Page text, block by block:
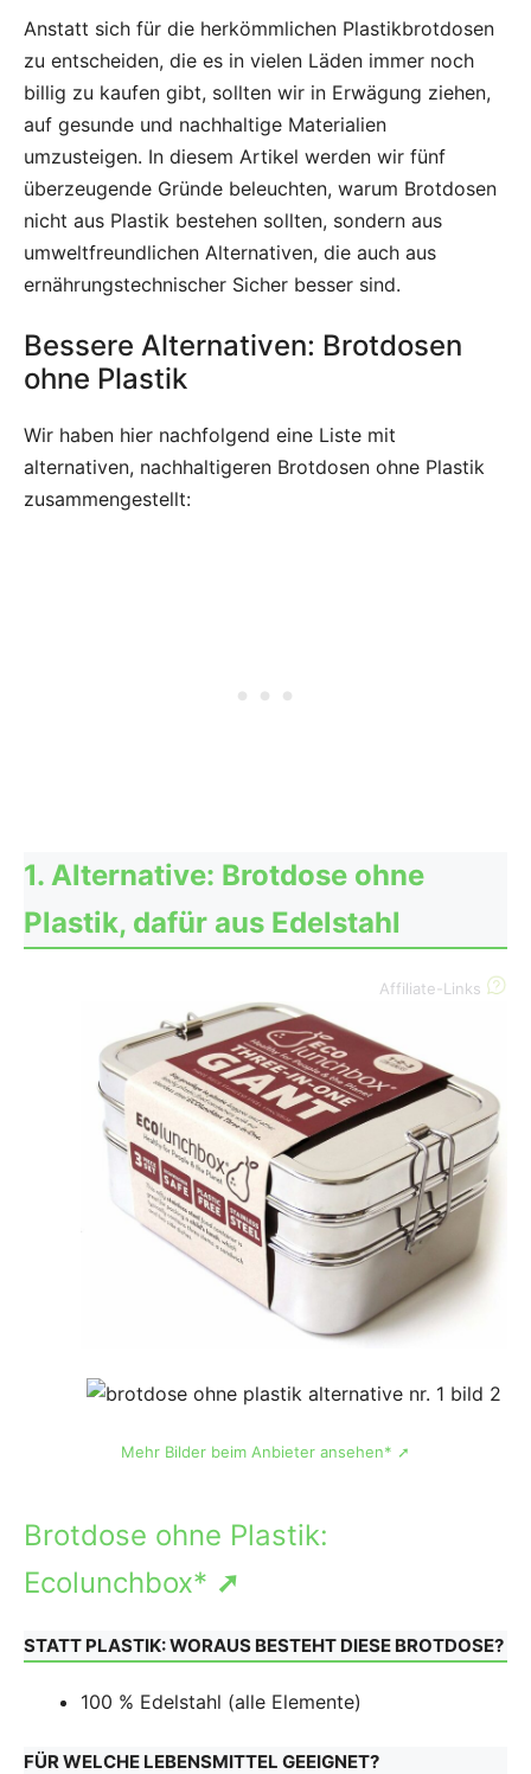
Anstatt sich für die herkömmlichen Plastikbrotdosen
zu entscheiden, die es in vielen Läden immer noch
billig zu kaufen gibt, sollten wir in Erwägung ziehen,
auf gesunde und nachhaltige Materialien
umzusteigen. In diesem Artikel werden wir fünf
überzeugende Gründe beleuchten, warum Brotdosen
nicht aus Plastik bestehen sollten, sondern aus
umweltfreundlichen Alternativen, die auch aus
ernährungstechnischer Sicher besser sind.
Bessere Alternativen: Brotdosen
ohne Plastik
Wir haben hier nachfolgend eine Liste mit
alternativen, nachhaltigeren Brotdosen ohne Plastik
zusammengestellt:
1. Alternative: Brotdose ohne
Plastik, dafür aus Edelstahl
Affiliate-Links
Mehr Bilder beim Anbieter ansehen* ➚
Brotdose ohne Plastik:
Ecolunchbox* ➚
STATT PLASTIK: WORAUS BESTEHT DIESE BROTDOSE?
100 % Edelstahl (alle Elemente)
FÜR WELCHE LEBENSMITTEL GEEIGNET?